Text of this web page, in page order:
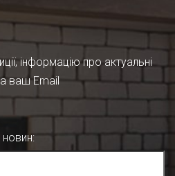
інформацію про актуальні
ваш Email
новин: